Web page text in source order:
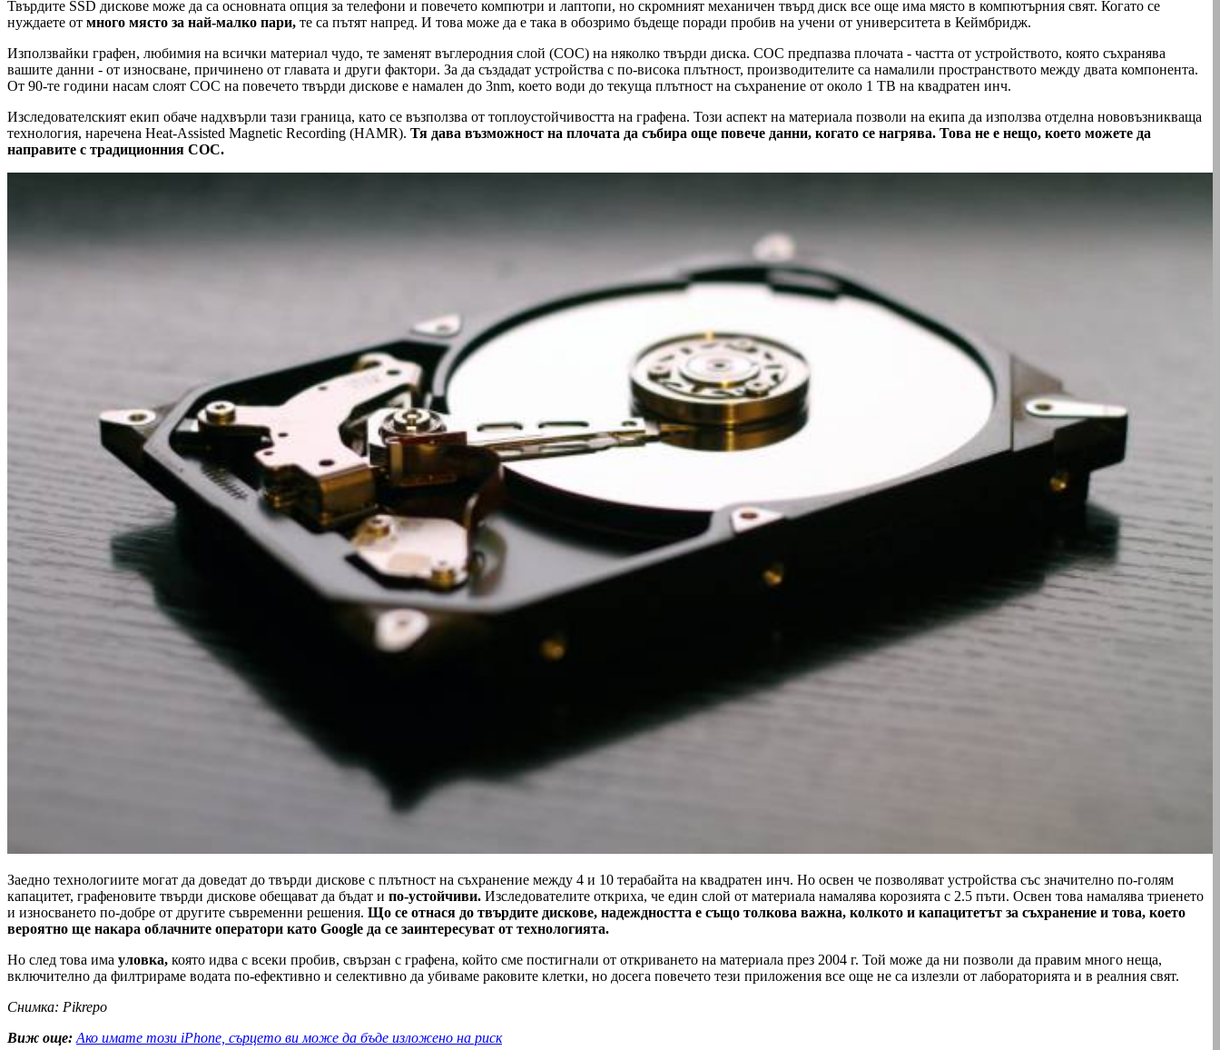
Твърдите SSD дискове може да са основната опция за телефони и повечето компютри и лаптопи, но скромният механичен твърд диск все още има място в компютърния свят. Когато се
нуждаете от много място за най-малко пари, те са пътят напред. И това може да е така в обозримо бъдеще поради пробив на учени от университета в Кеймбридж.
Използвайки графен, любимия на всички материал чудо, те заменят въглеродния слой (COC) на няколко твърди диска. COC предпазва плочата - частта от устройството, която съхранява
вашите данни - от износване, причинено от главата и други фактори. За да създадат устройства с по-висока плътност, производителите са намалили пространството между двата компонента.
От 90-те години насам слоят COC на повечето твърди дискове е намален до 3nm, което води до текуща плътност на съхранение от около 1 TB на квадратен инч.
Изследователският екип обаче надхвърли тази граница, като се възползва от топлоустойчивостта на графена. Този аспект на материала позволи на екипа да използва отделна нововъзникваща
технология, наречена Heat-Assisted Magnetic Recording (HAMR). Тя дава възможност на плочата да събира още повече данни, когато се нагрява. Това не е нещо, което можете да
направите с традиционния COC.
Заедно технологиите могат да доведат до твърди дискове с плътност на съхранение между 4 и 10 терабайта на квадратен инч. Но освен че позволяват устройства със значително по-голям
капацитет, графеновите твърди дискове обещават да бъдат и по-устойчиви. Изследователите откриха, че един слой от материала намалява корозията с 2.5 пъти. Освен това намалява триенето
и износването по-добре от другите съвременни решения. Що се отнася до твърдите дискове, надеждността е също толкова важна, колкото и капацитетът за съхранение и това, което
вероятно ще накара облачните оператори като Google да се заинтересуват от технологията.
Но след това има уловка, която идва с всеки пробив, свързан с графена, който сме постигнали от откриването на материала през 2004 г. Той може да ни позволи да правим много неща,
включително да филтрираме водата по-ефективно и селективно да убиваме раковите клетки, но досега повечето тези приложения все още не са излезли от лабораторията и в реалния свят.
Снимка: Pikrepo
Виж още: Ако имате този iPhone, сърцето ви може да бъде изложено на риск